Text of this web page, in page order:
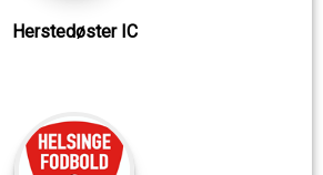
Herstedøster IC